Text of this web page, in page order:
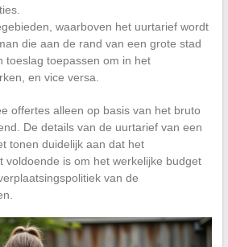
waarboven het uurtarief wordt
die aan de rand van een grote stad
toeslag toepassen om in het
en vice versa.
offertes alleen op basis van het bruto
De details van de uurtarief van een
tonen duidelijk aan dat het
voldoende is om het werkelijke budget
van de